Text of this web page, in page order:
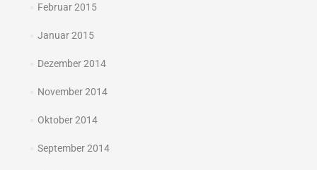
Februar 2015
Januar 2015
Dezember 2014
November 2014
Oktober 2014
September 2014